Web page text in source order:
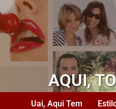
AQUI,
Uai, Aqui Tem